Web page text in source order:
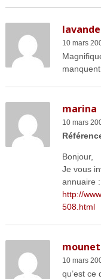
lavande
10 mars
marina
10 mars
Bonjour,
Je vous
annuaire :
http://
508.html
10 mars
qu’est ce